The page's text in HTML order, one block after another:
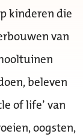
kinderen die
van
beleven
of life’ van
oogsten,